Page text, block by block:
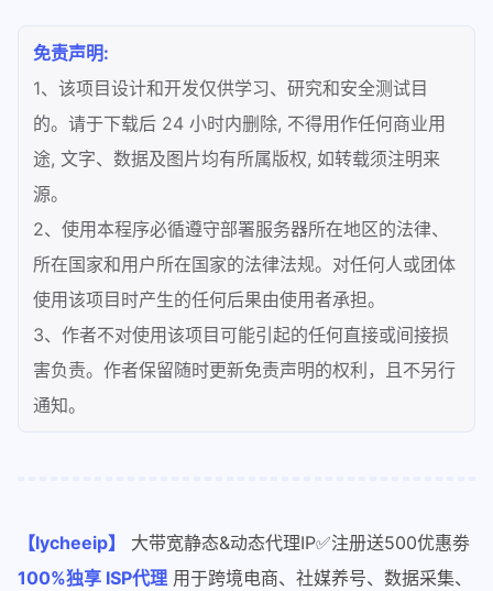
免责声明:
1、该项目设计和开发仅供学习、研究和安全测试目
的。请于下载后 24 小时内删除, 不得用作任何商业用
途, 文字、数据及图片均有所属版权, 如转载须注明来
源。
2、使用本程序必循遵守部署服务器所在地区的法律、
所在国家和用户所在国家的法律法规。对任何人或团体
使用该项目时产生的任何后果由使用者承担。
3、作者不对使用该项目可能引起的任何直接或间接损
害负责。作者保留随时更新免责声明的权利，且不另行
通知。
【lycheeip】
大带宽静态&动态代理IP✅注册送500优惠劵
100%独享 ISP代理 用于跨境电商、社媒养号、数据采集、